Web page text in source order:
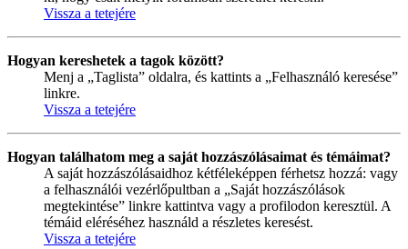
Vissza a tetejére
Hogyan kereshetek a tagok között?
Menj a „Taglista” oldalra, és kattints a „Felhasználó keresése”
linkre.
Vissza a tetejére
Hogyan találhatom meg a saját hozzászólásaimat és témáimat?
A saját hozzászólásaidhoz kétféleképpen férhetsz hozzá: vagy
a felhasználói vezérlőpultban a „Saját hozzászólások
megtekintése” linkre kattintva vagy a profilodon keresztül. A
témáid eléréséhez használd a részletes keresést.
Vissza a tetejére